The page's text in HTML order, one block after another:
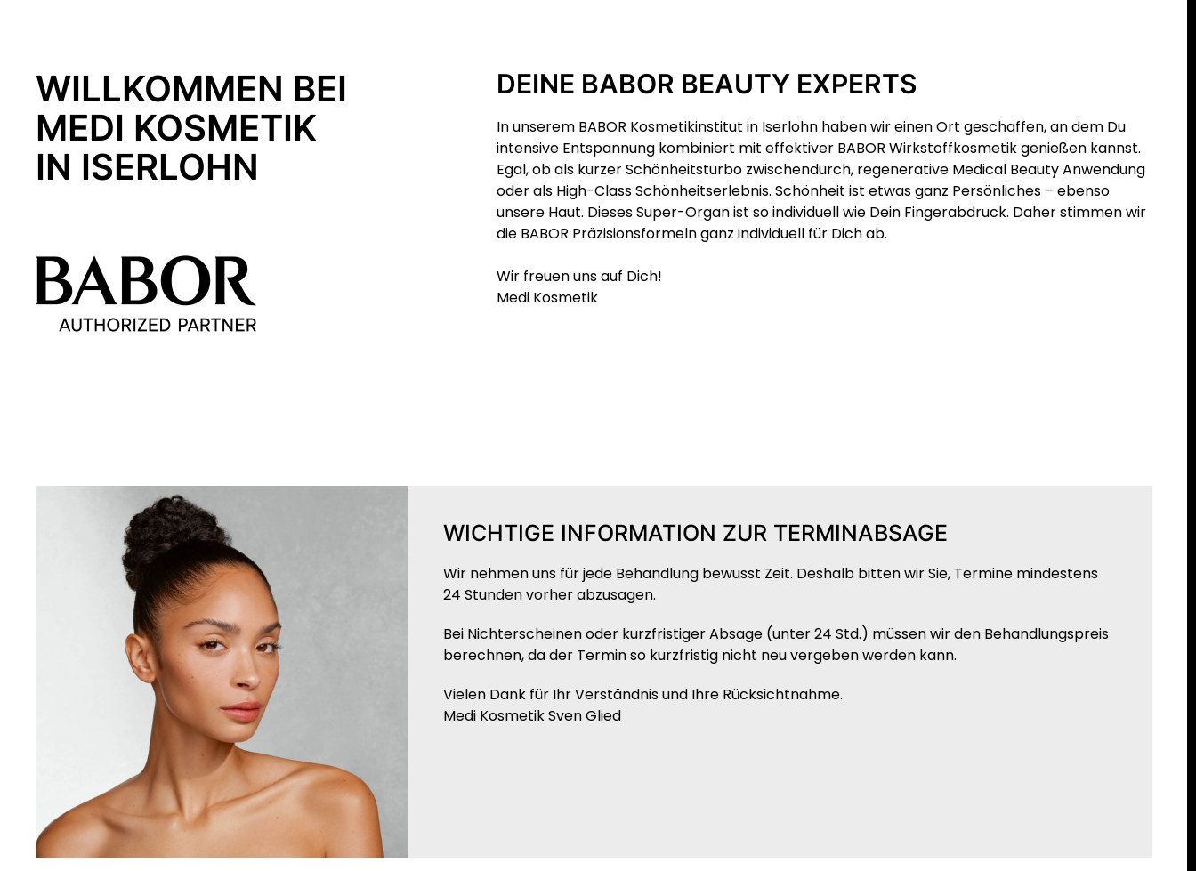
WILLKOMMEN BEI
MEDI KOSMETIK
IN ISERLOHN
DEINE BABOR BEAUTY EXPERTS
In unserem BABOR Kosmetikinstitut in Iserlohn haben wir einen Ort geschaffen, an dem Du
intensive Entspannung kombiniert mit effektiver BABOR Wirkstoffkosmetik genießen kannst.
Egal, ob als kurzer Schönheitsturbo zwischendurch, regenerative Medical Beauty Anwendung
oder als High-Class Schönheitserlebnis. Schönheit ist etwas ganz Persönliches – ebenso
unsere Haut. Dieses Super-Organ ist so individuell wie Dein Fingerabdruck. Daher stimmen wir
die BABOR Präzisionsformeln ganz individuell für Dich ab.
Wir freuen uns auf Dich!
Medi Kosmetik
WICHTIGE INFORMATION ZUR TERMINABSAGE
Wir nehmen uns für jede Behandlung bewusst Zeit. Deshalb bitten wir Sie, Termine mindestens
24 Stunden vorher abzusagen.
Bei Nichterscheinen oder kurzfristiger Absage (unter 24 Std.) müssen wir den Behandlungspreis
berechnen, da der Termin so kurzfristig nicht neu vergeben werden kann.
Vielen Dank für Ihr Verständnis und Ihre Rücksichtnahme.
Medi Kosmetik Sven Glied